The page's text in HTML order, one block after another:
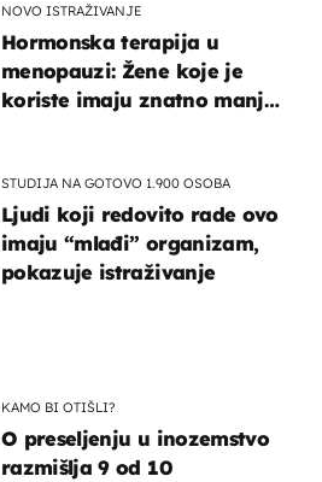
NOVO ISTRAŽIVANJE
Hormonska terapija u
menopauzi: Žene koje je
koriste imaju znatno manji
STUDIJA NA GOTOVO 1.900 OSOBA
Ljudi koji redovito rade ovo
imaju “mlađi” organizam,
pokazuje istraživanje
KAMO BI OTIŠLI?
O preseljenju u inozemstvo
razmišlja 9 od 10